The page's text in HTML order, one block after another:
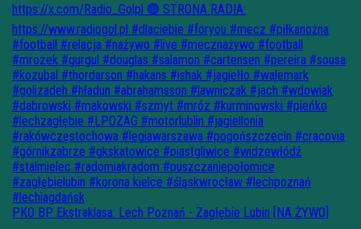
PKO BP Ekstraklasa: Lech Poznań - Zagłębie Lubin [NA ŻYWO]